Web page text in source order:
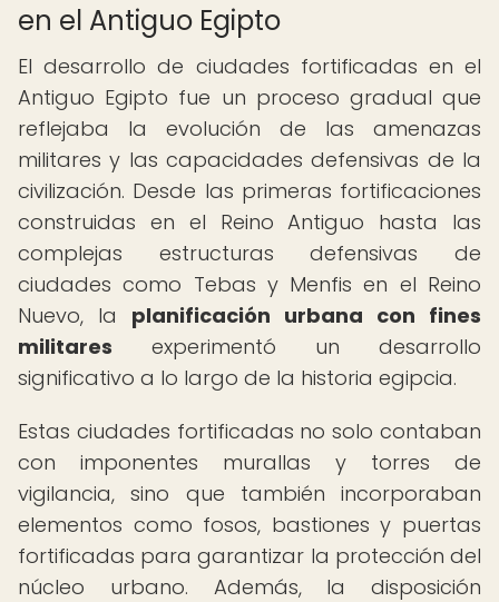
en el Antiguo Egipto
El desarrollo de ciudades fortificadas en el
Antiguo Egipto fue un proceso gradual que
reflejaba la evolución de las amenazas
militares y las capacidades defensivas de la
civilización. Desde las primeras fortificaciones
construidas en el Reino Antiguo hasta las
complejas estructuras defensivas de
ciudades como Tebas y Menfis en el Reino
Nuevo, la planificación urbana con fines
militares experimentó un desarrollo
significativo a lo largo de la historia egipcia.
Estas ciudades fortificadas no solo contaban
con imponentes murallas y torres de
vigilancia, sino que también incorporaban
elementos como fosos, bastiones y puertas
fortificadas para garantizar la protección del
núcleo urbano. Además, la disposición